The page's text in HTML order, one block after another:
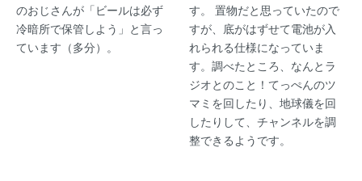
のおじさんが「ビールは必ず
冷暗所で保管しよう」と言っ
ています（多分）。
す。 置物だと思っていたので
すが、底がはずせて電池が入
れられる仕様になっていま
す。調べたところ、なんとラ
ジオとのこと！てっぺんのツ
マミを回したり、地球儀を回
したりして、チャンネルを調
整できるようです。